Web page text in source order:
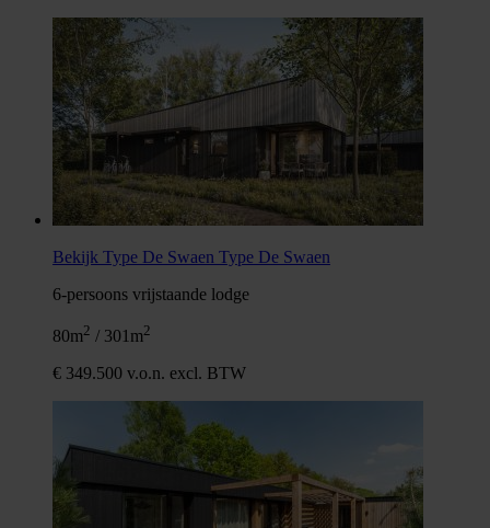
Bekijk Type De Swaen Type De Swaen
6-persoons vrijstaande lodge
80m2 / 301m2
€ 349.500 v.o.n. excl. BTW